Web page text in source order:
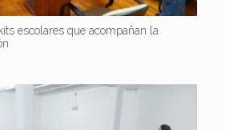
escolares que acompañan la